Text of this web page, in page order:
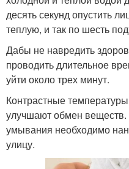
десять секунд опустить
теплую, и так по шесть
Дабы не навредить
проводить длительное
уйти около трех минут.
Контрастные
улучшают обмен веществ.
умывания необходимо
улицу.